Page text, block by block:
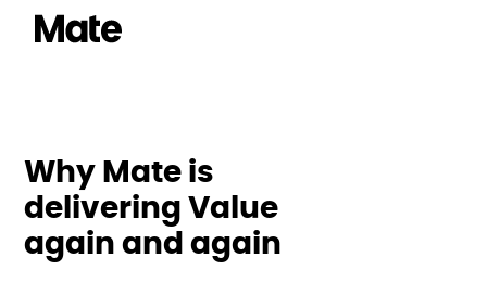
Why Mate is
delivering Value
again and again